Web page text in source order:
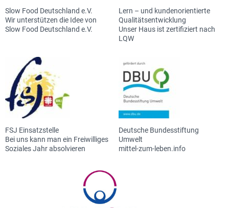
Slow Food Deutschland e.V.
Wir unterstützen die Idee von
Slow Food Deutschland e.V.
Lern – und kundenorientierte
Qualitätsentwicklung
Unser Haus ist zertifiziert nach
LQW
FSJ Einsatzstelle
Bei uns kann man ein Freiwilliges
Soziales Jahr absolvieren
Deutsche Bundesstiftung
Umwelt
mittel-zum-leben.info